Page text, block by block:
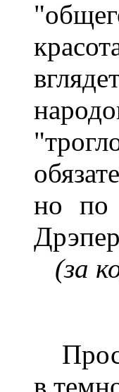
но по
(за